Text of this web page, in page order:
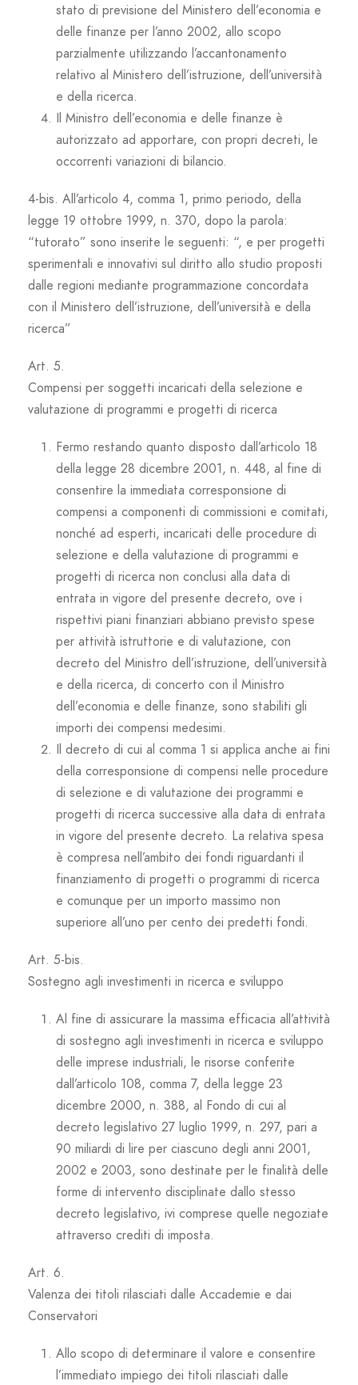
stato di previsione del Ministero dell’economia e
delle finanze per l’anno 2002, allo scopo
parzialmente utilizzando l’accantonamento
relativo al Ministero dell’istruzione, dell’università
e della ricerca.
Il Ministro dell’economia e delle finanze è
autorizzato ad apportare, con propri decreti, le
occorrenti variazioni di bilancio.
4-bis. All’articolo 4, comma 1, primo periodo, della
legge 19 ottobre 1999, n. 370, dopo la parola:
“tutorato” sono inserite le seguenti: “, e per progetti
sperimentali e innovativi sul diritto allo studio proposti
dalle regioni mediante programmazione concordata
con il Ministero dell’istruzione, dell’università e della
ricerca”
Art. 5.
Compensi per soggetti incaricati della selezione e
valutazione di programmi e progetti di ricerca
Fermo restando quanto disposto dall’articolo 18
della legge 28 dicembre 2001, n. 448, al fine di
consentire la immediata corresponsione di
compensi a componenti di commissioni e comitati,
nonché ad esperti, incaricati delle procedure di
selezione e della valutazione di programmi e
progetti di ricerca non conclusi alla data di
entrata in vigore del presente decreto, ove i
rispettivi piani finanziari abbiano previsto spese
per attività istruttorie e di valutazione, con
decreto del Ministro dell’istruzione, dell’università
e della ricerca, di concerto con il Ministro
dell’economia e delle finanze, sono stabiliti gli
importi dei compensi medesimi.
Il decreto di cui al comma 1 si applica anche ai fini
della corresponsione di compensi nelle procedure
di selezione e di valutazione dei programmi e
progetti di ricerca successive alla data di entrata
in vigore del presente decreto. La relativa spesa
è compresa nell’ambito dei fondi riguardanti il
finanziamento di progetti o programmi di ricerca
e comunque per un importo massimo non
superiore all’uno per cento dei predetti fondi.
Art. 5-bis.
Sostegno agli investimenti in ricerca e sviluppo
Al fine di assicurare la massima efficacia all’attività
di sostegno agli investimenti in ricerca e sviluppo
delle imprese industriali, le risorse conferite
dall’articolo 108, comma 7, della legge 23
dicembre 2000, n. 388, al Fondo di cui al
decreto legislativo 27 luglio 1999, n. 297, pari a
90 miliardi di lire per ciascuno degli anni 2001,
2002 e 2003, sono destinate per le finalità delle
forme di intervento disciplinate dallo stesso
decreto legislativo, ivi comprese quelle negoziate
attraverso crediti di imposta.
Art. 6.
Valenza dei titoli rilasciati dalle Accademie e dai
Conservatori
Allo scopo di determinare il valore e consentire
l’immediato impiego dei titoli rilasciati dalle